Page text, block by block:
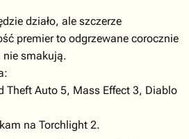
działo, ale szczerze
premier to odgrzewane corocznie
nie smakują.
Theft Auto 5, Mass Effect 3, Diablo
na Torchlight 2.